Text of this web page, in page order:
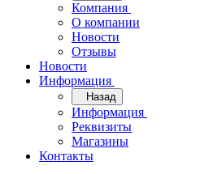
Компания
О компании
Новости
Отзывы
Новости
Информация
Назад
Информация
Реквизиты
Магазины
Контакты